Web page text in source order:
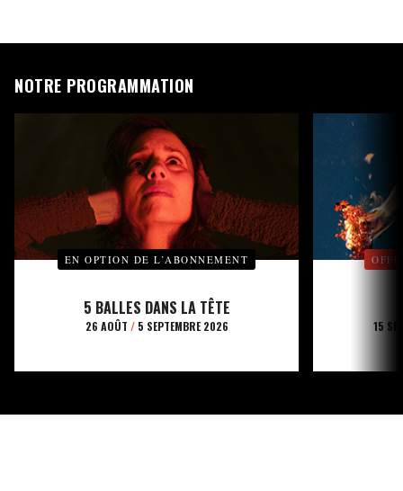
NOTRE PROGRAMMATION
EN OPTION DE L’ABONNEMENT
5 BALLES DANS LA TÊTE
26 AOÛT /5 SEPTEMBRE 2026 15